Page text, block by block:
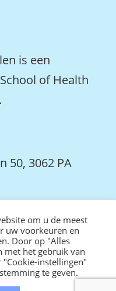
is een
of Health
50, 3062 PA
op LinkedIn
om u de meest
uw voorkeuren en
Door op "Alles
met het gebruik van
"Cookie-instellingen"
te geven.